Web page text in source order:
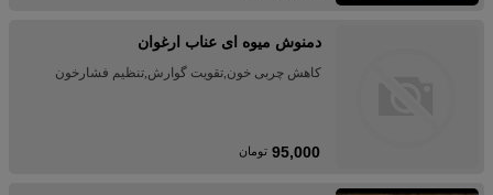
دمنوش میوه ای عناب ارغوان
کاهش چربی خون,تقویت گوارش,تنظیم فشارخون
95,000 تومان